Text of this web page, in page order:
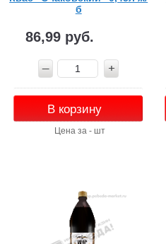
б
86,99 руб.
В корзину
Цена за - шт